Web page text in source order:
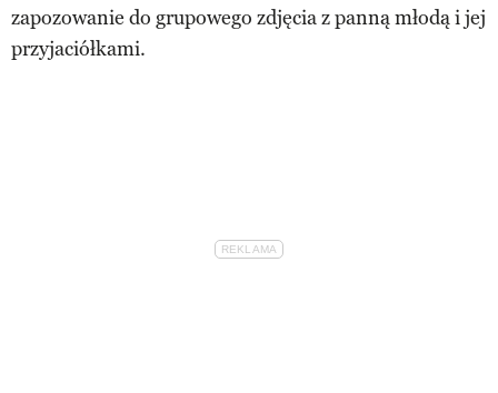
zapozowanie do grupowego zdjęcia z panną młodą i jej
przyjaciółkami.